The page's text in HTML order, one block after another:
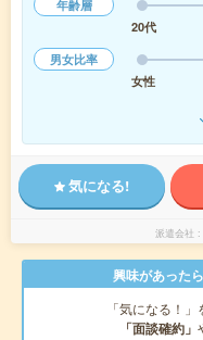
年齢層
20代
男女比率
女性
気になる!
派遣会社
興味があった
「気になる！
「面談確約」